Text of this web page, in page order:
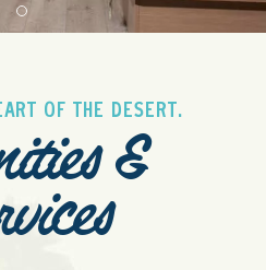
OF THE DESERT.
&